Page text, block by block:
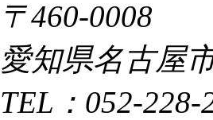
〒460-0008
愛知県名古屋
TEL：052-